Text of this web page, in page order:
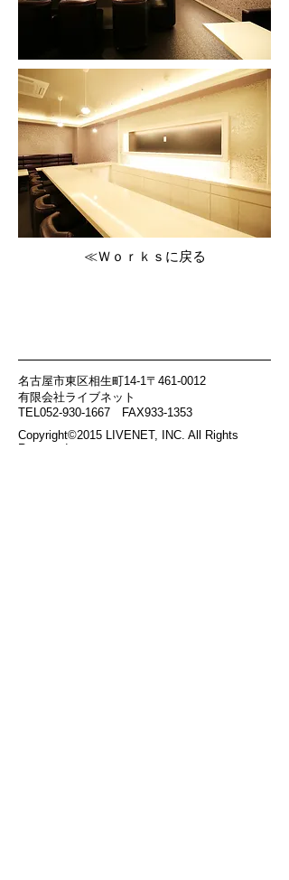
≪Ｗｏｒｋｓに戻る
名古屋市東区相生町14-1〒461-0012
有限会社ライブネット
TEL052-930-1667 FAX933-1353
Copyright©2015 LIVENET, INC. All Rights
Reserved